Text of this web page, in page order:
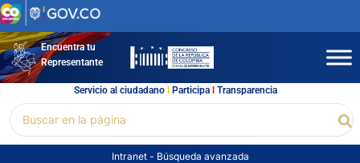
Ir
al
contenidoEncuentra tu
Representante
Servicio al ciudadano l Participal Transparencia
por:
Intranet - Búsqueda avanzada